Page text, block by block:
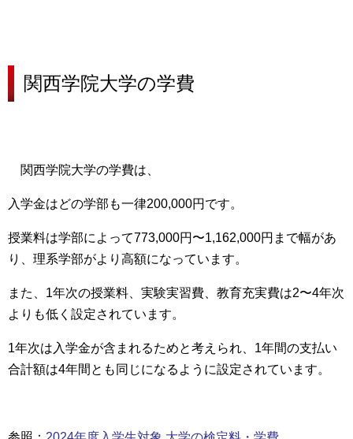
関西学院大学の学費
関西学院大学の学費は、
入学金はどの学部も一律200,000円です。
授業料は学部によって773,000円〜1,162,000円まで幅があ
り、理系学部がより高額になっています。
また、1年次の授業料、実験実習費、教育充実費は2〜4年次
よりも低く設定されています。
1年次は入学金が含まれるためと考えられ、 1年間の支払い
合計額は4年間とも同じになるように設定されています。